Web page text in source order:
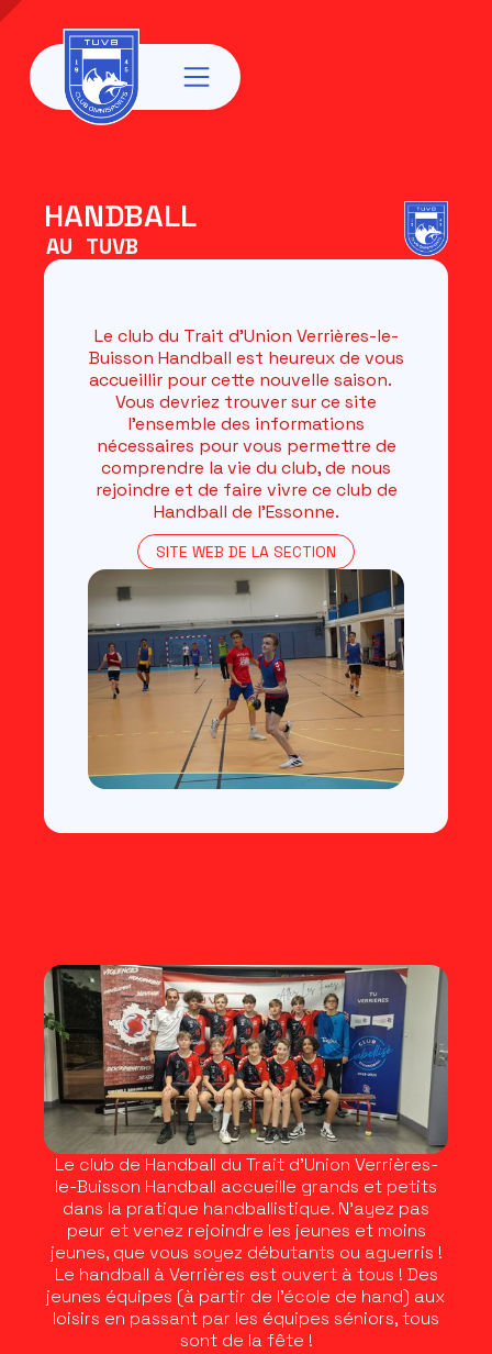
HANDBALL
AU TUVB
Le club du Trait d’Union Verrières-le-
Buisson Handball est heureux de vous
accueillir pour cette nouvelle saison.
Vous devriez trouver sur ce site
l’ensemble des informations
nécessaires pour vous permettre de
comprendre la vie du club, de nous
rejoindre et de faire vivre ce club de
Handball de l’Essonne.
SITE WEB DE LA SECTION
Le club de Handball du Trait d'Union Verrières-
le-Buisson Handball accueille grands et petits
dans la pratique handballistique. N'ayez pas
peur et venez rejoindre les jeunes et moins
jeunes, que vous soyez débutants ou aguerris !
Le handball à Verrières est ouvert à tous ! Des
jeunes équipes (à partir de l'école de hand) aux
loisirs en passant par les équipes séniors, tous
sont de la fête !